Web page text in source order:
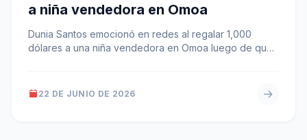
a niña vendedora en Omoa
Dunia Santos emocionó en redes al regalar 1,000
dólares a una niña vendedora en Omoa luego de que
22 DE JUNIO DE 2026